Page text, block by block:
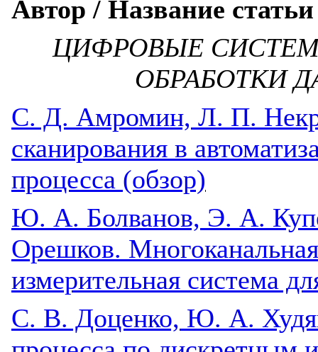
Автор / Название статьи
ЦИФРОВЫЕ
ОБРАБОТКИ
С. Д. Амромин, Л. П.
сканирования в
процесса (обзор)
Ю. А. Болванов, Э. А.
Орешков.
измерительная система
С. В. Доценко, Ю. А.